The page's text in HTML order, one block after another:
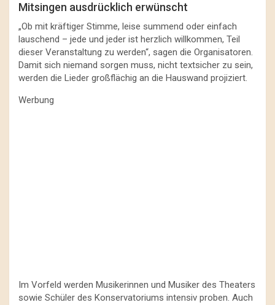
Mitsingen ausdrücklich erwünscht
„Ob mit kräftiger Stimme, leise summend oder einfach
lauschend – jede und jeder ist herzlich willkommen, Teil
dieser Veranstaltung zu werden“, sagen die Organisatoren.
Damit sich niemand sorgen muss, nicht textsicher zu sein,
werden die Lieder großflächig an die Hauswand projiziert.
Werbung
Im Vorfeld werden Musikerinnen und Musiker des Theaters
sowie Schüler des Konservatoriums intensiv proben. Auch